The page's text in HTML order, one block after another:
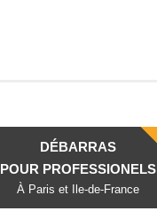
DÉBARRAS
POUR PROFESSIONELS
À Paris et Ile-de-France